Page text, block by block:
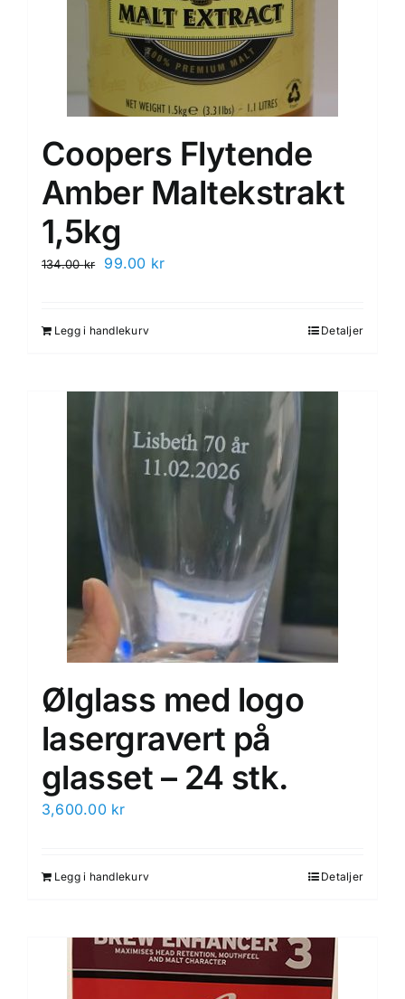
Coopers Flytende
Amber Maltekstrakt
1,5kg
134.00kr
Opprinnelig
134.00 kr.
99.00 krNåværende
Legg i handlekurv Detaljer
Ølglass med logo
lasergravert på
glasset – 24 stk.
3,600.00 kr
Legg i handlekurv Detaljer